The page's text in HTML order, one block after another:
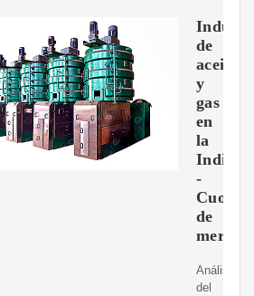
de
aceite
y
gas
en
la
India
-
Cuota
de
Análisis
del